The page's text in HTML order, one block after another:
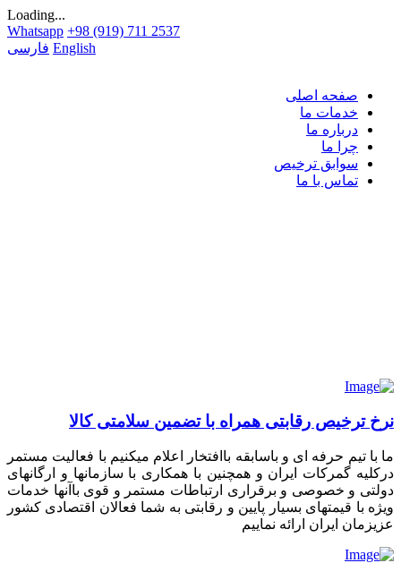
Loading...
Whatsapp +98 (919) 711 2537
فارسی English
صفحه اصلی
خدمات ما
درباره ما
چرا ما
سوابق ترخیص
تماس با ما
نرخ ترخیص رقابتی همراه با تضمین سلامتی کالا
ما با تیم حرفه ای و باسابقه باافتخار اعلام میکنیم با فعالیت مستمر
درکلیه گمرکات ایران و همچنین با همکاری با سازمانها و ارگانهای
دولتی و خصوصی و برقراری ارتباطات مستمر و قوی باآنها خدمات
ویژه با قیمتهای بسیار پایین و رقابتی به شما فعالان اقتصادی کشور
عزیزمان ایران ارائه نماییم